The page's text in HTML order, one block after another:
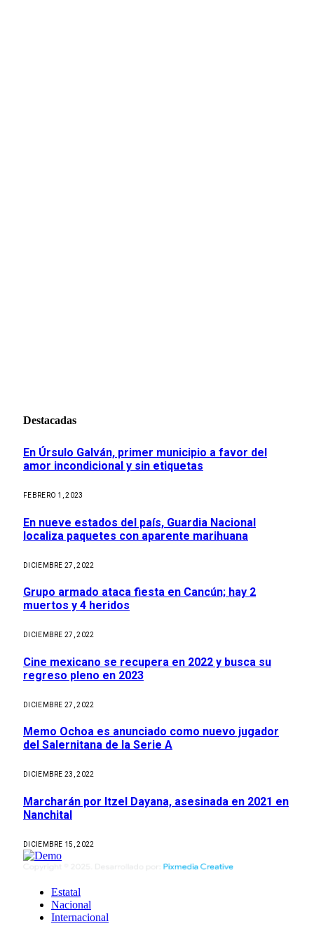
Destacadas
En Úrsulo Galván, primer municipio a favor del
amor incondicional y sin etiquetas
FEBRERO 1, 2023
En nueve estados del país, Guardia Nacional
localiza paquetes con aparente marihuana
DICIEMBRE 27, 2022
Grupo armado ataca fiesta en Cancún; hay 2
muertos y 4 heridos
DICIEMBRE 27, 2022
Cine mexicano se recupera en 2022 y busca su
regreso pleno en 2023
DICIEMBRE 27, 2022
Memo Ochoa es anunciado como nuevo jugador
del Salernitana de la Serie A
DICIEMBRE 23, 2022
Marcharán por Itzel Dayana, asesinada en 2021 en
Nanchital
DICIEMBRE 15, 2022
Estatal
Nacional
Internacional